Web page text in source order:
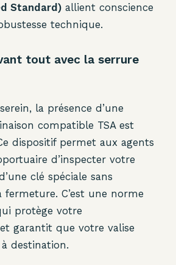
Standard) allient conscience
technique.
tout avec la serrure
la présence d’une
compatible TSA est
dispositif permet aux agents
d’inspecter votre
clé spéciale sans
C’est une norme
protège votre
garantit que votre valise
destination.